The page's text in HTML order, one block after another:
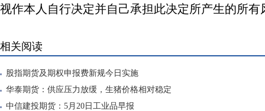
视作本人自行决定并自己承担此决定所产生的所有
相关阅读
股指期货及期权申报费新规今日实施
华泰期货：供应压力放缓，生猪价格相对稳定
中信建投期货：5月20日工业品早报